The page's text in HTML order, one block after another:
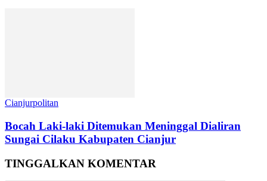
Cianjurpolitan
Bocah Laki-laki Ditemukan Meninggal Dialiran
Sungai Cilaku Kabupaten Cianjur
TINGGALKAN KOMENTAR